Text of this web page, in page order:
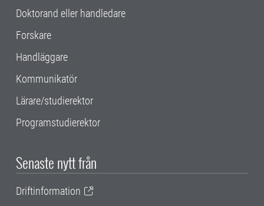
Doktorand eller handledare
Forskare
Handläggare
Kommunikatör
Lärare/studierektor
Programstudierektor
Senaste nytt från
Driftinformation